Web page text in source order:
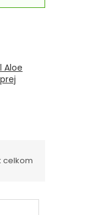
Aloe
celkom